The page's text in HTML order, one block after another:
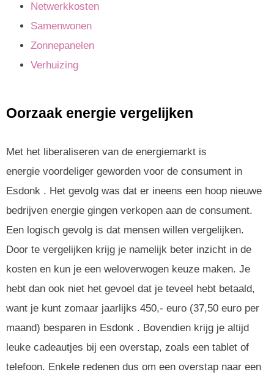
Netwerkkosten
Samenwonen
Zonnepanelen
Verhuizing
Oorzaak energie vergelijken
Met het liberaliseren van de energiemarkt is
energie voordeliger geworden voor de consument in
Esdonk . Het gevolg was dat er ineens een hoop nieuwe
bedrijven energie gingen verkopen aan de consument.
Een logisch gevolg is dat mensen willen vergelijken.
Door te vergelijken krijg je namelijk beter inzicht in de
kosten en kun je een weloverwogen keuze maken. Je
hebt dan ook niet het gevoel dat je teveel hebt betaald,
want je kunt zomaar jaarlijks 450,- euro (37,50 euro per
maand) besparen in Esdonk . Bovendien krijg je altijd
leuke cadeautjes bij een overstap, zoals een tablet of
telefoon. Enkele redenen dus om een overstap naar een